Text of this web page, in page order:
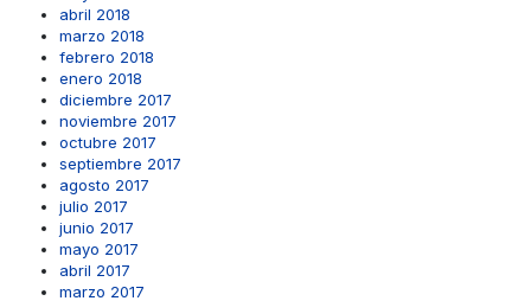
abril 2018
marzo 2018
febrero 2018
enero 2018
diciembre 2017
noviembre 2017
octubre 2017
septiembre 2017
agosto 2017
julio 2017
junio 2017
mayo 2017
abril 2017
marzo 2017